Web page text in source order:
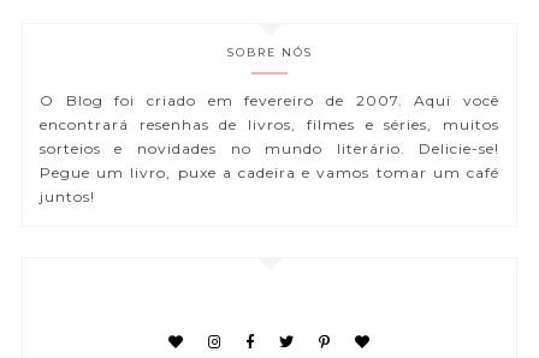
SOBRE NÓS
O Blog foi criado em fevereiro de 2007. Aqui você
encontrará resenhas de livros, filmes e séries, muitos
sorteios e novidades no mundo literário. Delicie-se!
Pegue um livro, puxe a cadeira e vamos tomar um café
juntos!